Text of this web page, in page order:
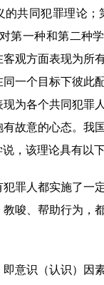
的共同犯罪理论；
第一种和第二种
观方面表现为所
一个目标下彼此
为各个共同犯罪
故意的心态。我
，该理论具有以下
罪人都实施了一
唆、帮助行为，
意识（认识）因